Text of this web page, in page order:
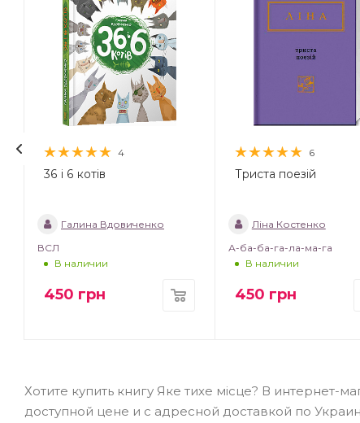
4
36 і 6 котів
Галина Вдовиченко
ВСЛ
В наличии
450 грн
6
Триста поезій
Ліна Костенко
А-ба-ба-га-ла-ма-га
В наличии
450 грн
Хотите купить книгу Яке тихе місце? В интернет-
доступной цене и с адресной доставкой по